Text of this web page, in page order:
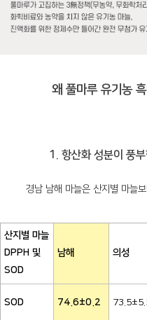
왜 풀마루 유기농
1. 항산화 성분이 풍
경남 남해 마늘은 산지별 마늘
산지별 마늘
DPPH 및
SOD
남해 의성
SOD 74.6±0.2